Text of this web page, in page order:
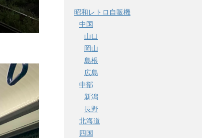
昭和レトロ自販機
中国
山口
岡山
島根
広島
中部
新潟
長野
北海道
四国